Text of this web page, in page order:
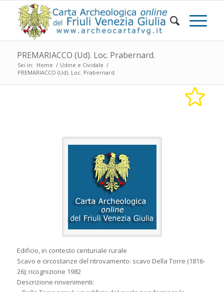
PREMARIACCO (Ud). Loc. Prabernard.
Sei in: Home / Udine e Cividale /
PREMARIACCO (Ud). Loc. Prabernard.
Edificio, in contesto centuriale rurale
Scavo e circostanze del ritrovamento: scavo Della Torre (1816-
26); ricognizione 1982
Descrizione rinvenimenti: